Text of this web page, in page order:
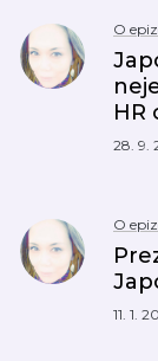
O
HR
28. 9.
O
11. 1.